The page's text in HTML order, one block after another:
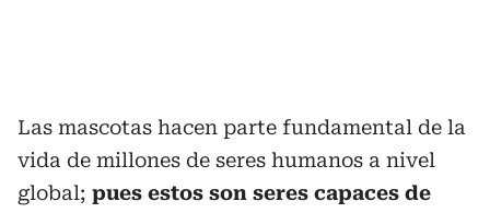
Las mascotas hacen parte fundamental de la
vida de millones de seres humanos a nivel
global; pues estos son seres capaces de